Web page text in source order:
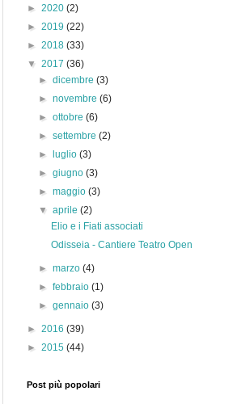
► 2020 (2)
► 2019 (22)
► 2018 (33)
▼ 2017 (36)
►dicembre(3)
►novembre(6)
►ottobre(6)
►settembre(2)
►
luglio(3)
►giugno(3)
►maggio(3)
▼aprile(2)
Elio e i Fiati associati
Odisseia - Cantiere Teatro Open
►marzo(4)
►febbraio(1)
►gennaio(3)
► 2016 (39)
► 2015 (44)
Post più popolari